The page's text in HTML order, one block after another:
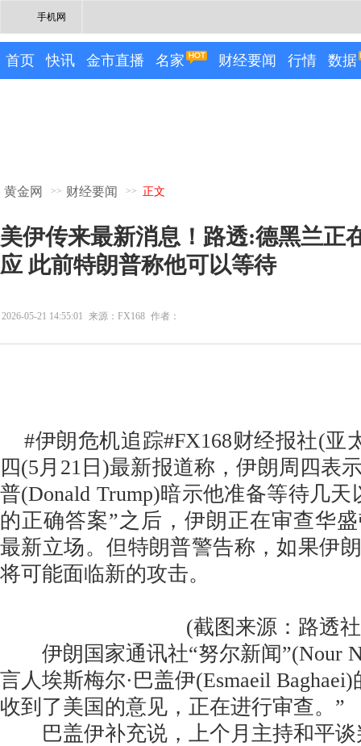
手机网
首页 快讯 金市直播 名家 财经要闻 行情 数据
黄金网 >> 财经要闻 >> 正文
美伊传来最新消息！路透:德黑兰正
应 此前特朗普称他可以等待
2026-05-21 14:55:01 来源：FX168 作者：
#伊朗危机追踪#FX168财经报社(亚
四(5月21日)最新报道称，伊朗周四表
普(Donald Trump)暗示他准备等待几
的正确答案”之后，伊朗正在审查华
最新立场。但特朗普警告称，如果伊
将可能面临新的攻击。
(截图来源：路透
伊朗国家通讯社“努尔新闻”(Nour
言人埃斯梅尔·巴盖伊(Esmaeil
收到了美国的意见，正在进行审查。”
巴盖伊补充说，上个月主持和平谈